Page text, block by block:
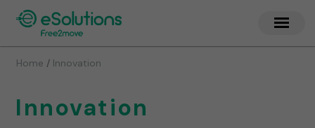
Home / Innovation
Innovation